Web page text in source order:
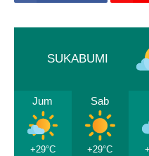
SUKABUMI
Jum
+29°C
Sab
+29°C